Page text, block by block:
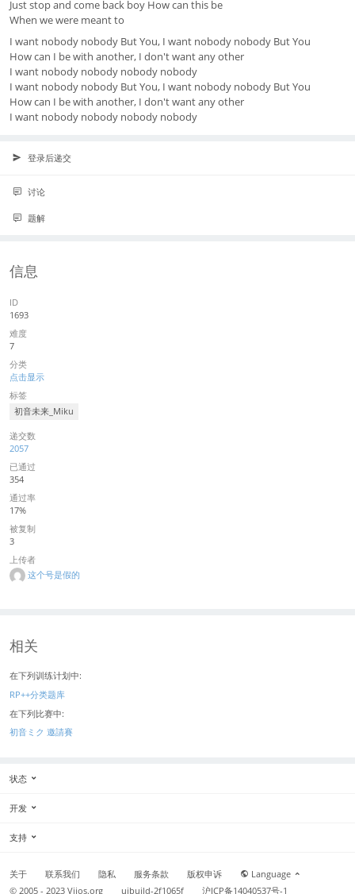
Just stop and come back boy How can this be
When we were meant to
I want nobody nobody But You, I want nobody nobody But You
How can I be with another, I don't want any other
I want nobody nobody nobody nobody
I want nobody nobody But You, I want nobody nobody But You
How can I be with another, I don't want any other
I want nobody nobody nobody nobody
登录后递交
讨论
题解
信息
ID
1693
难度
7
分类
点击显示
标签
初音未来_Miku
递交数
2057
已通过
354
通过率
17%
被复制
3
上传者
这个号是假的
相关
在下列训练计划中:
RP++分类题库
在下列比赛中:
初音ミク 邀請賽
状态
开发
支持
关于 联系我们 隐私 服务条款 版权申诉
Language
© 2005 - 2023Vijos.org uibuild-2f1065f 沪ICP备14040537号-1